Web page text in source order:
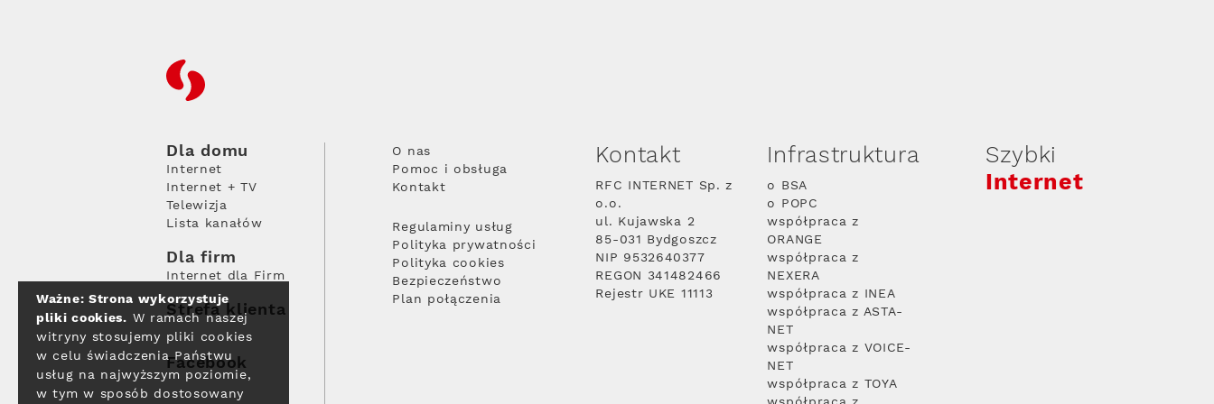
RFC
Dla domu
Internet
Internet + TV
Telewizja
Lista kanałów
Dla firm
Internet dla Firm
Strefa klienta
Facebook
O nas
Pomoc i obsługa
Kontakt
Regulaminy usług
Polityka prywatności
Polityka cookies
Bezpieczeństwo
Plan połączenia
Kontakt
RFC INTERNET Sp. z
o.o.
ul. Kujawska 2
85-031 Bydgoszcz
NIP 9532640377
REGON 341482466
Rejestr UKE 11113
Infrastruktura
o BSA
o POPC
współpraca z
ORANGE
współpraca z
NEXERA
współpraca z INEA
współpraca z ASTA-
NET
współpraca z VOICE-
NET
współpraca z TOYA
Szybki
Internet
Ważne: Strona wykorzystuje
pliki cookies. W ramach naszej
witryny stosujemy pliki cookies
w celu świadczenia Państwu
usług na najwyższym poziomie,
w tym w sposób dostosowany